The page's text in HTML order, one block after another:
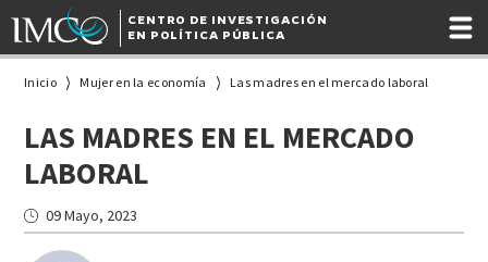
CENTRO DE INVESTIGACIÓN
EN POLÍTICA PÚBLICA
Inicio Mujer en la economía Las madres en el mercado laboral
LAS MADRES EN EL MERCADO
LABORAL
09 Mayo, 2023